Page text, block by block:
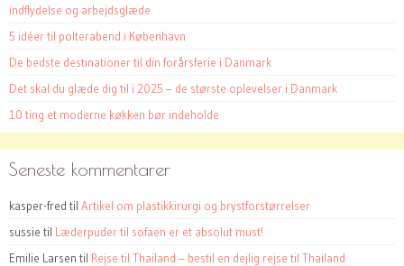
indflydelse og arbejdsglæde
5 idéer til polterabend i København
De bedste destinationer til din forårsferie i Danmark
Det skal du glæde dig til i 2025 – de største oplevelser i Danmark
10 ting et moderne køkken bør indeholde
Seneste kommentarer
kasper-fred til Artikel om plastikkirurgi og brystforstørrelser
sussie til Læderpuder til sofaen er et absolut must!
Emilie Larsen til Rejse til Thailand – bestil en dejlig rejse til Thailand